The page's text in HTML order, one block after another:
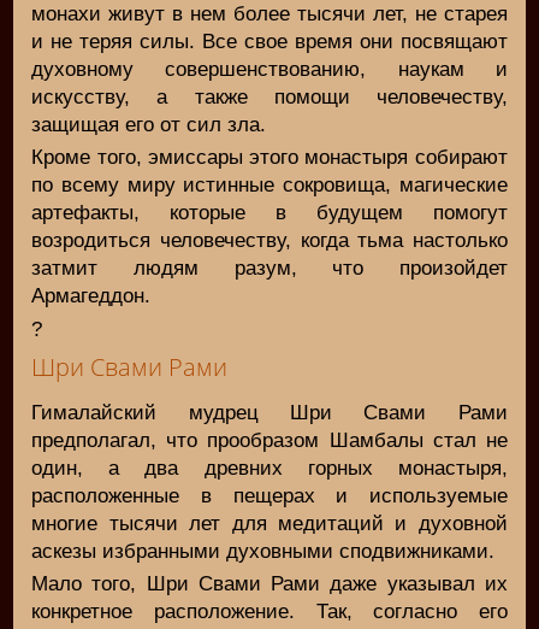
монахи живут в нем более тысячи лет, не старея
и не теряя силы. Все свое время они посвящают
духовному совершенствованию, наукам и
искусству, а также помощи человечеству,
защищая его от сил зла.
Кроме того, эмиссары этого монастыря собирают
по всему миру истинные сокровища, магические
артефакты, которые в будущем помогут
возродиться человечеству, когда тьма настолько
затмит людям разум, что произойдет
Армагеддон.
?
Шри Свами Рами
Гималайский мудрец Шри Свами Рами
предполагал, что прообразом Шамбалы стал не
один, а два древних горных монастыря,
расположенные в пещерах и используемые
многие тысячи лет для медитаций и духовной
аскезы избранными духовными сподвижниками.
Мало того, Шри Свами Рами даже указывал их
конкретное расположение. Так, согласно его